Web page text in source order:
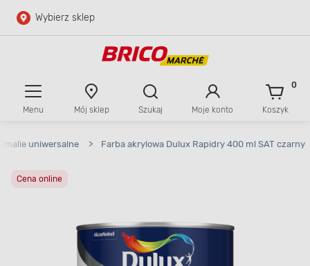
Przejdź do głównej zawartości
Wybierz sklep
Menu Mój sklep Szukaj Moje konto Koszyk
0
uniwersalne > Farba akrylowa Dulux Rapidry 400 ml SAT czarny
Cena online